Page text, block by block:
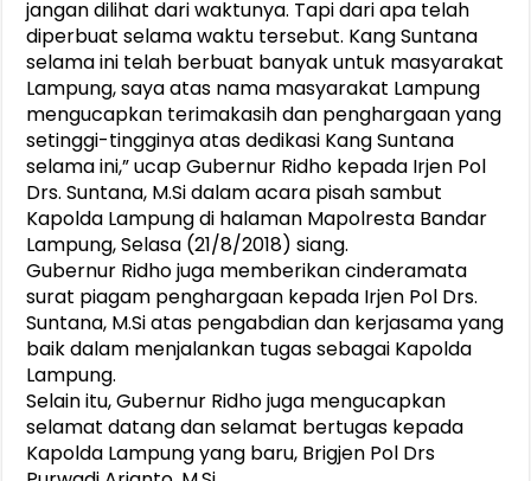
jangan dilihat dari waktunya. Tapi dari apa telah
diperbuat selama waktu tersebut. Kang Suntana
selama ini telah berbuat banyak untuk masyarakat
Lampung, saya atas nama masyarakat Lampung
mengucapkan terimakasih dan penghargaan yang
setinggi-tingginya atas dedikasi Kang Suntana
selama ini,” ucap Gubernur Ridho kepada Irjen Pol
Drs. Suntana, M.Si dalam acara pisah sambut
Kapolda Lampung di halaman Mapolresta Bandar
Lampung, Selasa (21/8/2018) siang.
Gubernur Ridho juga memberikan cinderamata
surat piagam penghargaan kepada Irjen Pol Drs.
Suntana, M.Si atas pengabdian dan kerjasama yang
baik dalam menjalankan tugas sebagai Kapolda
Lampung.
Selain itu, Gubernur Ridho juga mengucapkan
selamat datang dan selamat bertugas kepada
Kapolda Lampung yang baru, Brigjen Pol Drs